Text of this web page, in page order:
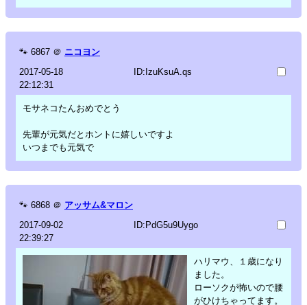
🐾 6867 ＠ ニコヨン
2017-05-18
22:12:31
ID:IzuKsuA.qs
モサネコたんおめでとう
先輩が元気だとホントに嬉しいですよ
いつまでも元気で
🐾 6868 ＠ アッサム&マロン
2017-09-02
22:39:27
ID:PdG5u9Uygo
ハリマウ、１歳になり
ました。
ローソクが怖いので腰
がひけちゃってます。